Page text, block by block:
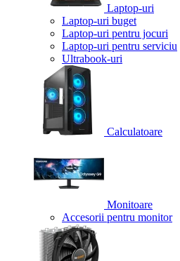
Laptop-uri
Laptop-uri buget
Laptop-uri pentru jocuri
Laptop-uri pentru serviciu
Ultrabook-uri
Calculatoare
Monitoare
Accesorii pentru monitor